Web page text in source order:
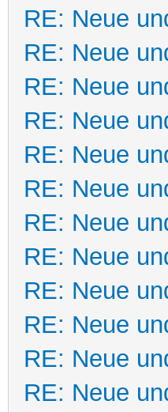
RE: Neue
RE: Neue
RE: Neue
RE: Neue
RE: Neue
RE: Neue
RE: Neue
RE: Neue
RE: Neue
RE: Neue
RE: Neue
RE: Neue